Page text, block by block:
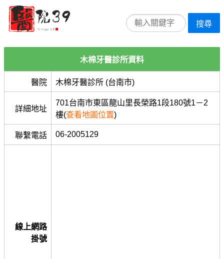
搜尋
木棉牙醫診所資料
醫院 木棉牙醫診所 (台南市)
詳細地址
701台南市東區龍山里長榮路1段180號1－2
樓(查看地圖位置)
聯繫電話 06-2005129
線上網路
掛號